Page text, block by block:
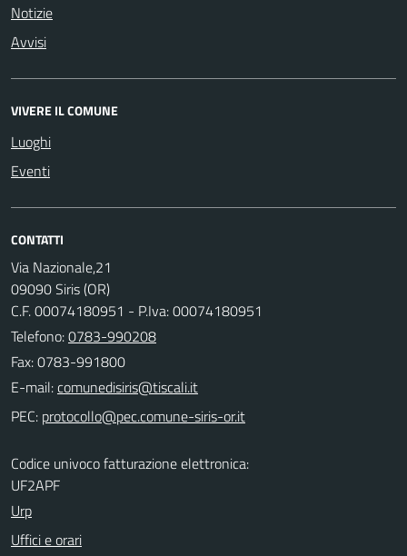
Notizie
Avvisi
VIVERE IL COMUNE
Luoghi
Eventi
CONTATTI
Via Nazionale,21
09090 Siris (OR)
C.F. 00074180951 - P.Iva: 00074180951
Telefono:0783-990208
Fax: 0783-991800
E-mail:
PEC:
Codice univoco fatturazione elettronica:
UF2APF
Urp
Uffici e orari